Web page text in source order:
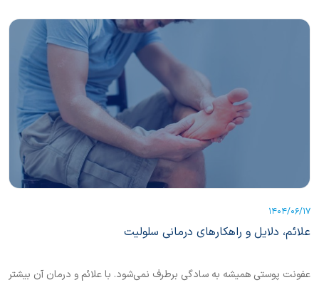
1404/06/17
علائم، دلایل و راهکارهای درمانی سلولیت
عفونت پوستی همیشه به سادگی برطرف نمی‌شود. با علائم و درمان آن بیشتر